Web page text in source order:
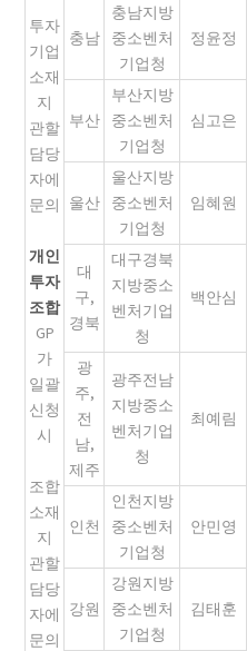
투자
기업
소재
지
관할
담당
자에
문의
개인
투자
조합
GP
가
일괄
신청
시
조합
소재
지
관할
담당
자에
문의
충남
충남지방
중소벤처
기업청
정윤정
부산
부산지방
중소벤처
기업청
심고은
울산
울산지방
중소벤처
기업청
임혜원
대
구,
경북
대구경북
지방중소
벤처기업
청
백안심
광
주,
전
남,
제주
광주전남
지방중소
벤처기업
청
최예림
인천
인천지방
중소벤처
기업청
안민영
강원
강원지방
중소벤처
기업청
김태훈